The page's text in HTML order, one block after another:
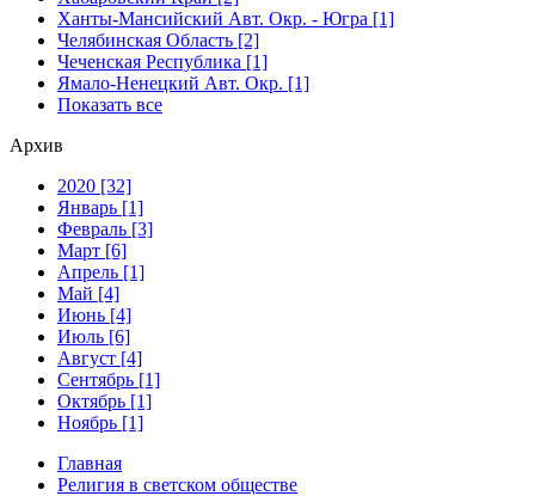
Ханты-Мансийский Авт. Окр. - Югра [1]
Челябинская Область [2]
Чеченская Республика [1]
Ямало-Ненецкий Авт. Окр. [1]
Показать все
Архив
2020 [32]
Январь [1]
Февраль [3]
Март [6]
Апрель [1]
Май [4]
Июнь [4]
Июль [6]
Август [4]
Сентябрь [1]
Октябрь [1]
Ноябрь [1]
Главная
Религия в светском обществе